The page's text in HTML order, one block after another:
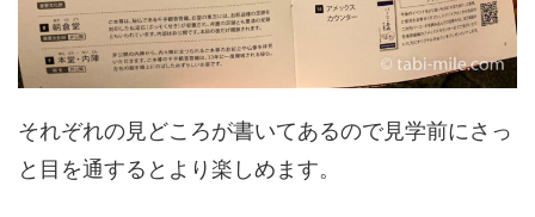
それぞれの見どころが書いてあるので見学前にさっ
と目を通するとより楽しめます。